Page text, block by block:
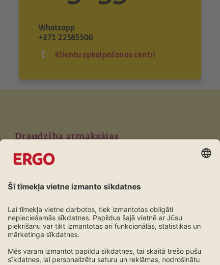
Whatsapp
+371 22585500
Klientu apkalpošanas centri
Draudzība atmaksājas
Lojalitātes programma ERGO klientiem
Uzzini vairāk!